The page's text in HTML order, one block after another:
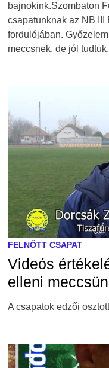
bajnokink.Szombaton
csapatunknak az NB III
fordulójában.
meccsnek, de jól
FELNŐTT CSAPAT
Videós
elleni
A csapatok edzői